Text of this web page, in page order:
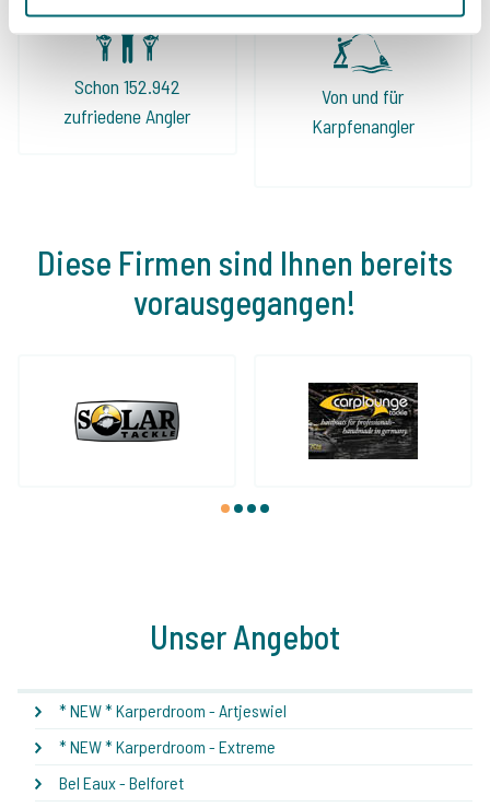
Schon 152.942
zufriedene Angler
Von und für
Karpfenangler
Diese Firmen sind Ihnen bereits
vorausgegangen!
1 2 3 4
Unser Angebot
* NEW * Karperdroom - Artjeswiel
* NEW * Karperdroom - Extreme
Bel Eaux - Belforet